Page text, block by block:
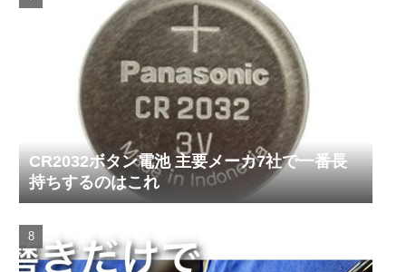
CR2032ボタン電池 主要メーカ7社で一番長
持ちするのはこれ